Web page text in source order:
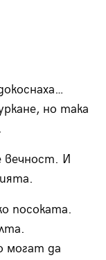
но така
И
посоката.
могат да